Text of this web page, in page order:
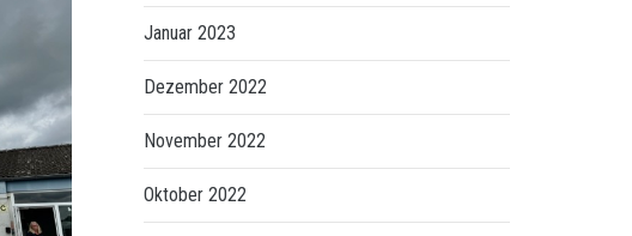
Januar 2023
Dezember 2022
November 2022
Oktober 2022